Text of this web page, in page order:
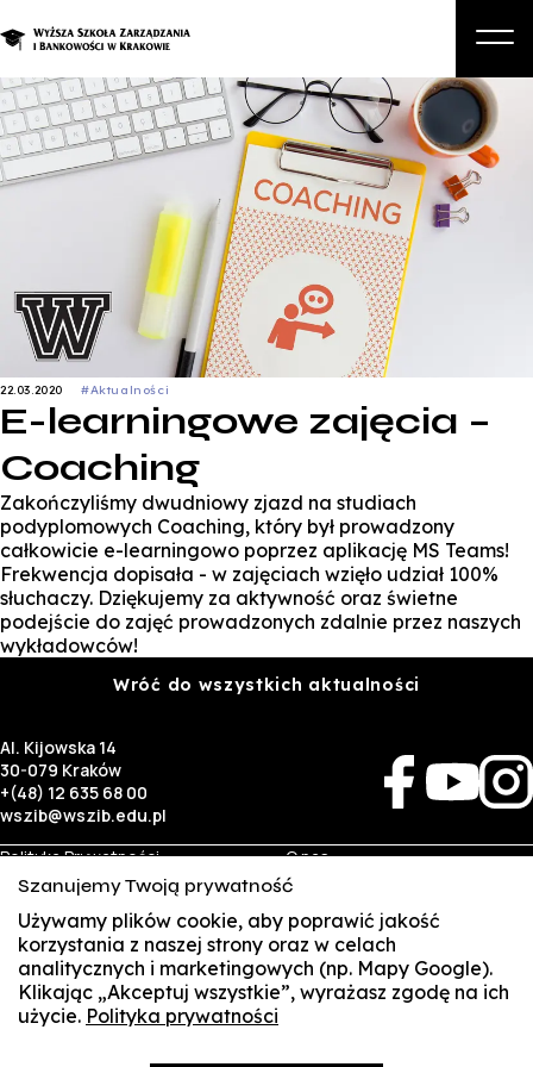
O nas
Studia
Studia podyplomowe i kursy
Zapisz się na studia
22.03.2020 #Aktualności
E-learningowe zajęcia –
Coaching
Zakończyliśmy dwudniowy zjazd na studiach
podyplomowych Coaching, który był prowadzony
całkowicie e-learningowo poprzez aplikację MS Teams!
Frekwencja dopisała - w zajęciach wzięło udział 100%
słuchaczy. Dziękujemy za aktywność oraz świetne
podejście do zajęć prowadzonych zdalnie przez naszych
wykładowców!
Wróć do wszystkich aktualności
Al. Kijowska 14
30-079 Kraków
+(48) 12 635 68 00
wszib@wszib.edu.pl
Polityka Prywatności
RODO
Identyfikacja wizualna
O nas
Rekrutacja
Studia
Kontakt
Biznes
Wynajem sal
Targi pracy
Student
Multis Multum
Szanujemy Twoją prywatność
Używamy plików cookie, aby poprawić jakość
korzystania z naszej strony oraz w celach
analitycznych i marketingowych (np. Mapy Google).
Klikając „Akceptuj wszystkie”, wyrażasz zgodę na ich
użycie. Polityka prywatności